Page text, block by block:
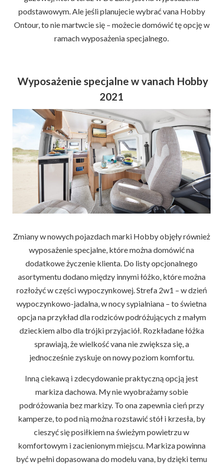
podstawowym. Ale jeśli planujecie wybrać vana Hobby
Ontour, to nie martwcie się – możecie domówić tę opcję w
ramach wyposażenia specjalnego.
Wyposażenie specjalne w vanach Hobby
2021
Zmiany w nowych pojazdach marki Hobby objęły również
wyposażenie specjalne, które można domówić na
dodatkowe życzenie klienta. Do listy opcjonalnego
asortymentu dodano między innymi łóżko, które można
rozłożyć w części wypoczynkowej. Strefa 2w1 – w dzień
wypoczynkowo-jadalna, w nocy sypialniana – to świetna
opcja na przykład dla rodziców podróżujących z małym
dzieckiem albo dla trójki przyjaciół. Rozkładane łóżka
sprawiają, że wielkość vana nie zwiększa się, a
jednocześnie zyskuje on nowy poziom komfortu.
Inną ciekawą i zdecydowanie praktyczną opcją jest
markiza dachowa. My nie wyobrażamy sobie
podróżowania bez markizy. To ona zapewnia cień przy
kamperze, to pod nią można rozstawić stół i krzesła, by
cieszyć się posiłkiem na świeżym powietrzu w
komfortowym i zacienionym miejscu. Markiza powinna
być w pełni dopasowana do modelu vana, by dzięki temu